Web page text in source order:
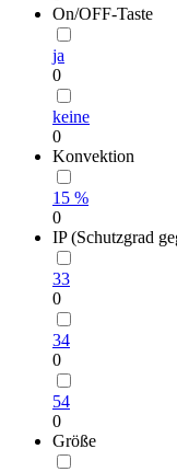
On/OFF-Taste
ja
0
keine
0
Konvektion
15 %
0
IP (Schutzgrad
33
0
34
0
54
0
Größe